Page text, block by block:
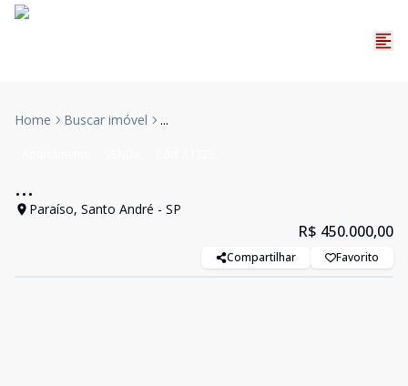
Home Buscar imóvel ...
...
Paraíso, Santo André - SP
R$ 450.000,00
Compartilhar Favorito